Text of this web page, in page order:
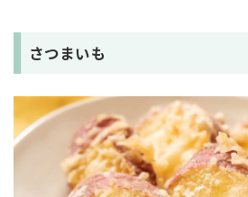
さつまいも